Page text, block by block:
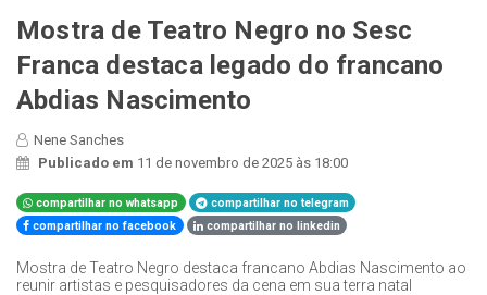
Mostra de Teatro Negro no Sesc
Franca destaca legado do francano
Abdias Nascimento
Nene Sanches
Publicado em 11 de novembro de 2025 às 18:00
compartilhar no whatsapp
compartilhar no telegram
compartilhar no facebook
compartilhar no linkedin
Mostra de Teatro Negro destaca francano Abdias Nascimento ao
reunir artistas e pesquisadores da cena em sua terra natal